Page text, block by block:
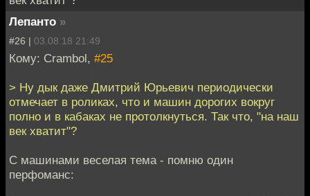
Лепанто »
#26 | 03.08.18 21:49
Кому: Crambol, #25
> Ну дык даже Дмитрий Юрьевич периодически
отмечает в роликах, что и машин дорогих вокруг
полно и в кабаках не протолкнуться. Так что, "на наш
век хватит"?
С машинами веселая тема - помню один
перфоманс: